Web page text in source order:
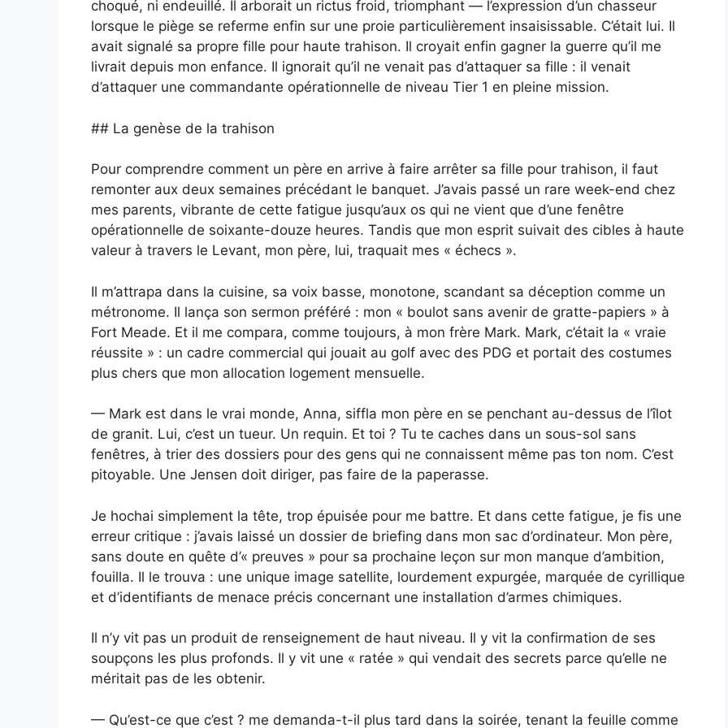
choqué, ni endeuillé. Il arborait un rictus froid, triomphant — l’expression d’un chasseur
lorsque le piège se referme enfin sur une proie particulièrement insaisissable. C’était lui. Il
avait signalé sa propre fille pour haute trahison. Il croyait enfin gagner la guerre qu’il me
livrait depuis mon enfance. Il ignorait qu’il ne venait pas d’attaquer sa fille : il venait
d’attaquer une commandante opérationnelle de niveau Tier 1 en pleine mission.
## La genèse de la trahison
Pour comprendre comment un père en arrive à faire arrêter sa fille pour trahison, il faut
remonter aux deux semaines précédant le banquet. J’avais passé un rare week-end chez
mes parents, vibrante de cette fatigue jusqu’aux os qui ne vient que d’une fenêtre
opérationnelle de soixante-douze heures. Tandis que mon esprit suivait des cibles à haute
valeur à travers le Levant, mon père, lui, traquait mes « échecs ».
Il m’attrapa dans la cuisine, sa voix basse, monotone, scandant sa déception comme un
métronome. Il lança son sermon préféré : mon « boulot sans avenir de gratte-papiers » à
Fort Meade. Et il me compara, comme toujours, à mon frère Mark. Mark, c’était la « vraie
réussite » : un cadre commercial qui jouait au golf avec des PDG et portait des costumes
plus chers que mon allocation logement mensuelle.
— Mark est dans le vrai monde, Anna, siffla mon père en se penchant au-dessus de l’îlot
de granit. Lui, c’est un tueur. Un requin. Et toi ? Tu te caches dans un sous-sol sans
fenêtres, à trier des dossiers pour des gens qui ne connaissent même pas ton nom. C’est
pitoyable. Une Jensen doit diriger, pas faire de la paperasse.
Je hochai simplement la tête, trop épuisée pour me battre. Et dans cette fatigue, je fis une
erreur critique : j’avais laissé un dossier de briefing dans mon sac d’ordinateur. Mon père,
sans doute en quête d’« preuves » pour sa prochaine leçon sur mon manque d’ambition,
fouilla. Il le trouva : une unique image satellite, lourdement expurgée, marquée de cyrillique
et d’identifiants de menace précis concernant une installation d’armes chimiques.
Il n’y vit pas un produit de renseignement de haut niveau. Il y vit la confirmation de ses
soupçons les plus profonds. Il y vit une « ratée » qui vendait des secrets parce qu’elle ne
méritait pas de les obtenir.
— Qu’est-ce que c’est ? me demanda-t-il plus tard dans la soirée, tenant la feuille comme